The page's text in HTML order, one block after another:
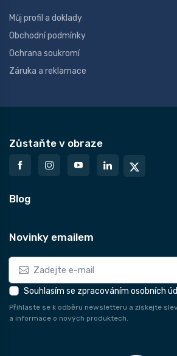
Můj profil a doklady
Obchodní podmínky
Ochrana soukromí
Záruka a reklamace
Zůstaňte v obraze
Blog
Novinky emailem
Souhlasím se zpracováním osobních
Přihlaste se k odběru newsletteru a získejte
a informace o nových produktech.